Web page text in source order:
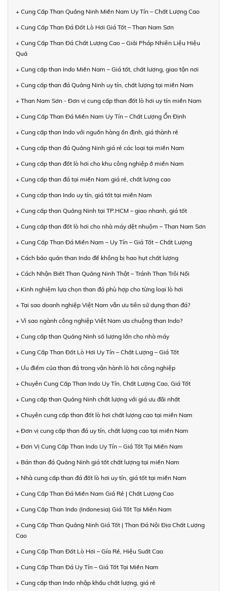
+ Cung Cấp Than Quảng Ninh Miền Nam Uy Tín – Chất Lượng Cao
+ Cung Cấp Than Đá Đốt Lò Hơi Giá Tốt – Than Nam Sơn
+ Cung Cấp Than Đá Chất Lượng Cao – Giải Pháp Nhiên Liệu Hiệu
Quả
+ Cung cấp than Indo Miền Nam – Giá tốt, chất lượng, giao tận nơi
+ Cung cấp than đá Quảng Ninh uy tín, chất lượng tại miền Nam
+ Than Nam Sơn - Đơn vị cung cấp than đốt lò hơi uy tín miền Nam
+ Cung Cấp Than Đá Miền Nam Uy Tín – Chất Lượng Ổn Định
+ Cung cấp than Indo với nguồn hàng ổn định, giá thành rẻ
+ Cung cấp than đá Quảng Ninh giá rẻ các loại tại miền Nam
+ Cung cấp than đốt lò hơi cho khu công nghiệp ở miền Nam
+ Cung cấp than đá tại miền Nam giá rẻ, chất lượng cao
+ Cung cấp than Indo uy tín, giá tốt tại miền Nam
+ Cung cấp than Quảng Ninh tại TP.HCM – giao nhanh, giá tốt
+ Cung cấp than đốt lò hơi cho nhà máy dệt nhuộm – Than Nam Sơn
+ Cung Cấp Than Đá Miền Nam – Uy Tín – Giá Tốt – Chất Lượng
+ Cách bảo quản than Indo để không bị hao hụt chất lượng
+ Cách Nhận Biết Than Quảng Ninh Thật – Tránh Than Trôi Nổi
+ Kinh nghiệm lựa chọn than đá phù hợp cho từng loại lò hơi
+ Tại sao doanh nghiệp Việt Nam vẫn ưu tiên sử dụng than đá?
+ Vì sao ngành công nghiệp Việt Nam ưa chuộng than Indo?
+ Cung cấp than Quảng Ninh số lượng lớn cho nhà máy
+ Cung Cấp Than Đốt Lò Hơi Uy Tín – Chất Lượng – Giá Tốt
+ Ưu điểm của than đá trong vận hành lò hơi công nghiệp
+ Chuyên Cung Cấp Than Indo Uy Tín, Chất Lượng Cao, Giá Tốt
+ Cung cấp than Quảng Ninh chất lượng với giá ưu đãi nhất
+ Chuyên cung cấp than đốt lò hơi chất lượng cao tại miền Nam
+ Đơn vị cung cấp than đá uy tín, chất lượng cao tại miền Nam
+ Đơn Vị Cung Cấp Than Indo Uy Tín – Giá Tốt Tại Miền Nam
+ Bán than đá Quảng Ninh giá tốt chất lượng tại miền Nam
+ Nhà cung cấp than đá đốt lò hơi uy tín, giá tốt tại miền Nam
+ Cung Cấp Than Đá Miền Nam Giá Rẻ | Chất Lượng Cao
+ Cung Cấp Than Indo (Indonesia) Giá Tốt Tại Miền Nam
+ Cung Cấp Than Quảng Ninh Giá Tốt | Than Đá Nội Địa Chất Lượng
Cao
+ Cung Cấp Than Đốt Lò Hơi – Gía Rẻ, Hiệu Suất Cao
+ Cung Cấp Than Đá Uy Tín – Giá Tốt Tại Miền Nam
+ Cung cấp than Indo nhập khẩu chất lượng, giá rẻ